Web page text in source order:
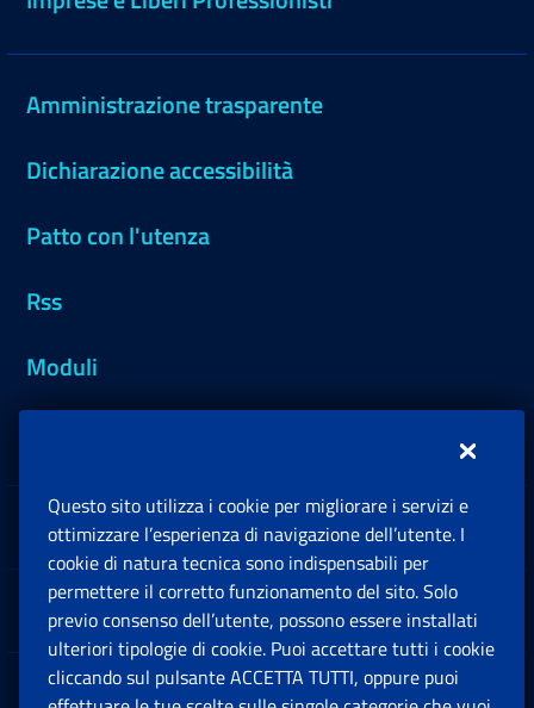
Amministrazione trasparente
Dichiarazione accessibilità
Patto con l'utenza
Rss
Moduli
Sedi e Contatti
Software
Note Legali
Questo sito utilizza i cookie per migliorare i servizi e
ottimizzare l’esperienza di navigazione dell’utente. I
cookie di natura tecnica sono indispensabili per
permettere il corretto funzionamento del sito. Solo
previo consenso dell’utente, possono essere installati
ulteriori tipologie di cookie. Puoi accettare tutti i cookie
cliccando sul pulsante ACCETTA TUTTI, oppure puoi